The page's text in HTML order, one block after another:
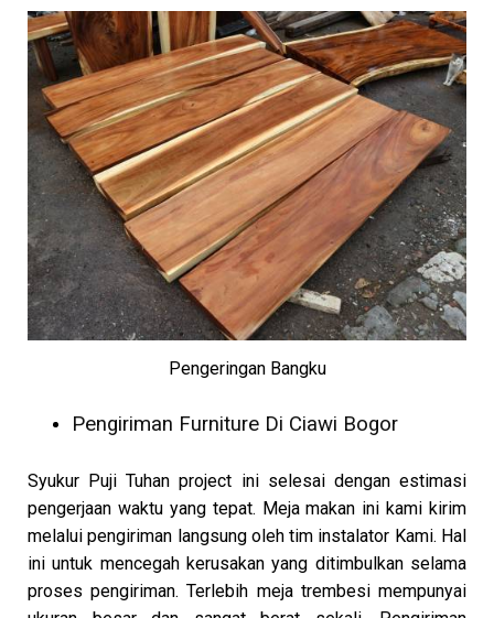
Pengeringan Bangku
Pengiriman Furniture Di Ciawi Bogor
Syukur Puji Tuhan project ini selesai dengan estimasi
pengerjaan waktu yang tepat. Meja makan ini kami kirim
melalui pengiriman langsung oleh tim instalator Kami. Hal
ini untuk mencegah kerusakan yang ditimbulkan selama
proses pengiriman. Terlebih meja trembesi mempunyai